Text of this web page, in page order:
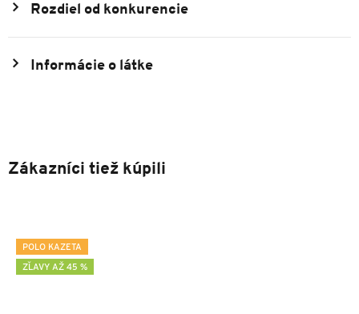
Rozdiel od konkurencie
Informácie o látke
Zákazníci tiež kúpili
POLO KAZETA
ZĽAVY AŽ 45 %